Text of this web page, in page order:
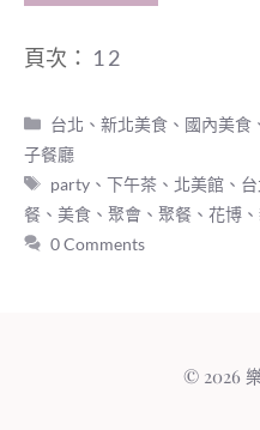
頁次： 1 2
分
類
台北、新北美食 、 國內美食
子餐廳
標
籤
party 、下午茶 、 北美館 、
餐 、 美食 、 聚會 、 聚餐 、 花博 、
0 Comments
© 2026